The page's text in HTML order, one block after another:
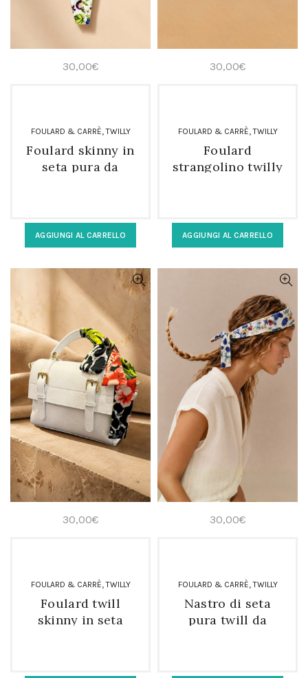
30,00€
FOULARD & CARRÈ,TWILLY
Foulard skinny in
seta pura da
AGGIUNGI AL CARRELLO
30,00€
FOULARD & CARRÈ,TWILLY
Foulard
strangolino twilly
AGGIUNGI AL CARRELLO
30,00€
FOULARD & CARRÈ,TWILLY
Foulard twill
skinny in seta
30,00€
FOULARD & CARRÈ,TWILLY
Nastro di seta
pura twill da